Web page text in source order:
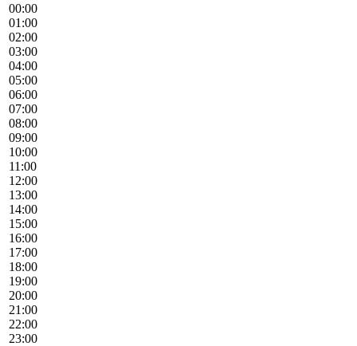
00:00
01:00
02:00
03:00
04:00
05:00
06:00
07:00
08:00
09:00
10:00
11:00
12:00
13:00
14:00
15:00
16:00
17:00
18:00
19:00
20:00
21:00
22:00
23:00